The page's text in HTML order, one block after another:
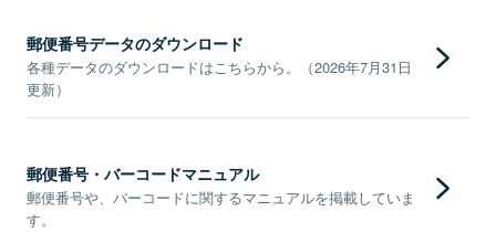
郵便番号データのダウンロード
各種データのダウンロードはこちらから。（2026年7月31日
更新）
郵便番号・バーコードマニュアル
郵便番号や、バーコードに関するマニュアルを掲載していま
す。